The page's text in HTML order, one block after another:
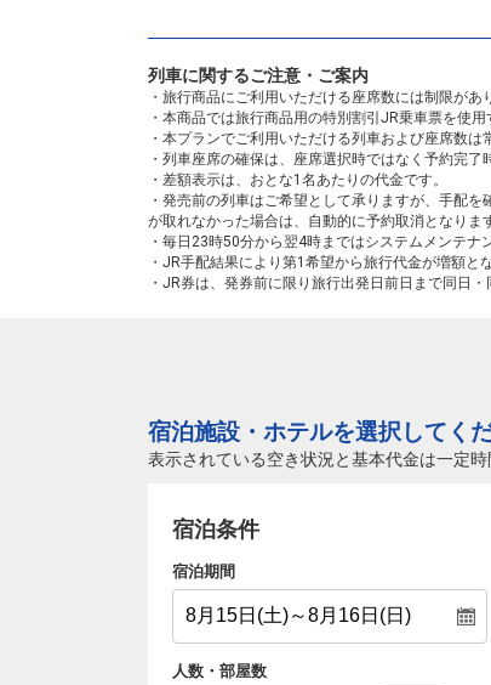
列車に関するご注意・ご案内
・旅行商品にご利用いただける座席数には制限が
・本商品では旅行商品用の特別割引JR乗車票を使
・本プランでご利用いただける列車および座席数
・列車座席の確保は、座席選択時ではなく予約完
・差額表示は、おとな1名あたりの代金です。
・発売前の列車はご希望として承りますが、手配
が取れなかった場合は、自動的に予約取消となりま
・毎日23時50分から翌4時まではシステムメンテナ
・JR手配結果により第1希望から旅行代金が増額と
・JR券は、発券前に限り旅行出発日前日まで同日
宿泊施設・ホテルを選択してく
表示されている空き状況と基本代金は一定
宿泊条件
宿泊期間
人数・部屋数